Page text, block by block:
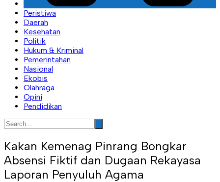
Peristiwa
Daerah
Kesehatan
Politik
Hukum & Kriminal
Pemerintahan
Nasional
Ekobis
Olahraga
Opini
Pendidikan
Kakan Kemenag Pinrang Bongkar
Absensi Fiktif dan Dugaan Rekayasa
Laporan Penyuluh Agama